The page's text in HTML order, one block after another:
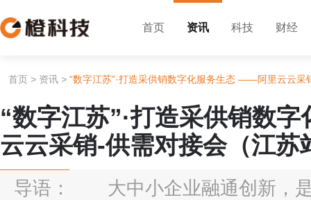
首页 资讯 科技 财经
首页 > 资讯 > “数字江苏”·打造采供销数字化服务生态 ——阿里云云采
“数字江苏”·打造采供销数
云云采销-供需对接会（江苏
导语： 大中小企业融通创新，是